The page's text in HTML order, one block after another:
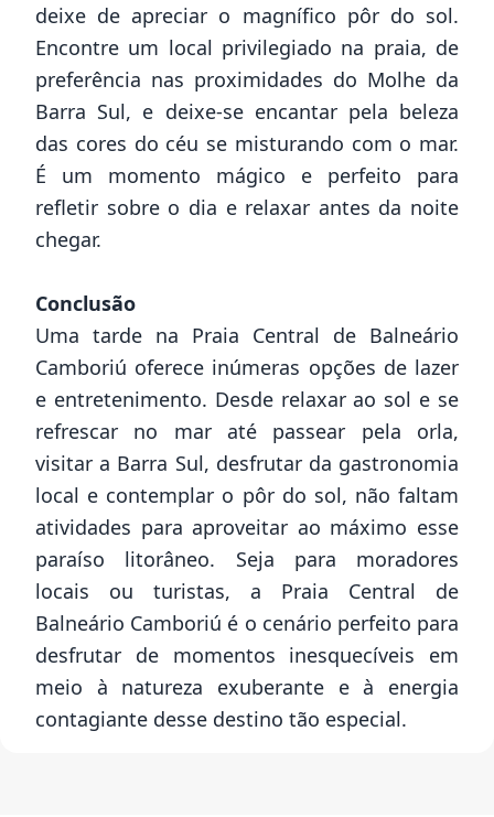
deixe de apreciar o magnífico pôr do sol.
Encontre um local privilegiado na praia, de
preferência nas proximidades do Molhe da
Barra Sul, e deixe-se encantar pela beleza
das cores do céu se misturando com o mar.
É um momento mágico e perfeito para
refletir sobre o dia e relaxar antes da noite
chegar.
Conclusão
Uma tarde na Praia Central de Balneário
Camboriú oferece inúmeras opções de lazer
e entretenimento. Desde relaxar ao sol e se
refrescar no mar até passear pela orla,
visitar a Barra Sul, desfrutar da gastronomia
local e contemplar o pôr do sol, não faltam
atividades para aproveitar ao máximo esse
paraíso litorâneo. Seja para moradores
locais ou turistas, a Praia Central de
Balneário Camboriú é o cenário perfeito para
desfrutar de momentos inesquecíveis em
meio à natureza exuberante e à energia
contagiante desse destino tão especial.